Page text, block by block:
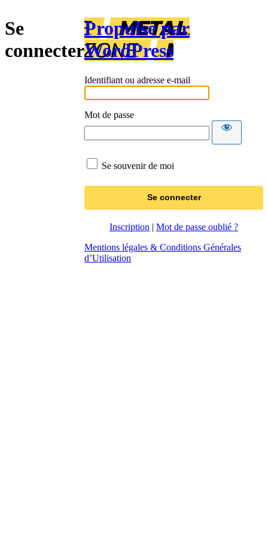
Se
connecter
Propulsé par
WordPress
Identifiant ou adresse e-mail
Mot de passe
Se souvenir de moi
Inscription | Mot de passe oublié ?
Mentions légales & Conditions Générales
d’Utilisation